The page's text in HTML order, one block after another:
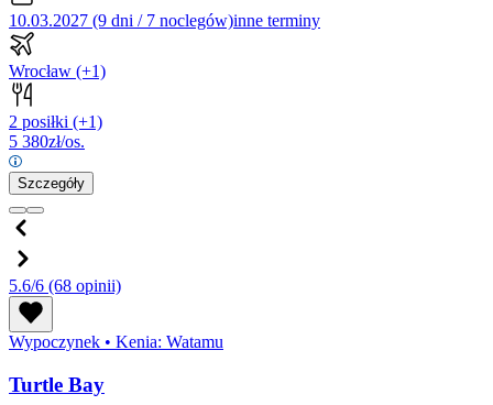
10.03.2027 (9 dni / 7 noclegów)inne terminy
Wrocław (+1)
2 posiłki (+1)
5 380zł/os.
Szczegóły
5.6/6 (68 opinii)
Wypoczynek • Kenia: Watamu
Turtle Bay